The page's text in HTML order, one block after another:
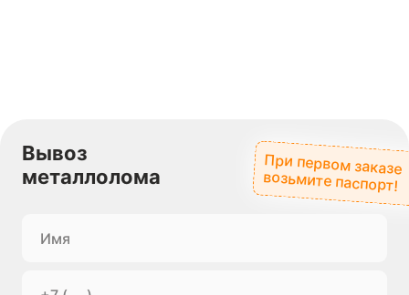
Вывоз
металлолома
При первом заказе
возьмите паспорт!